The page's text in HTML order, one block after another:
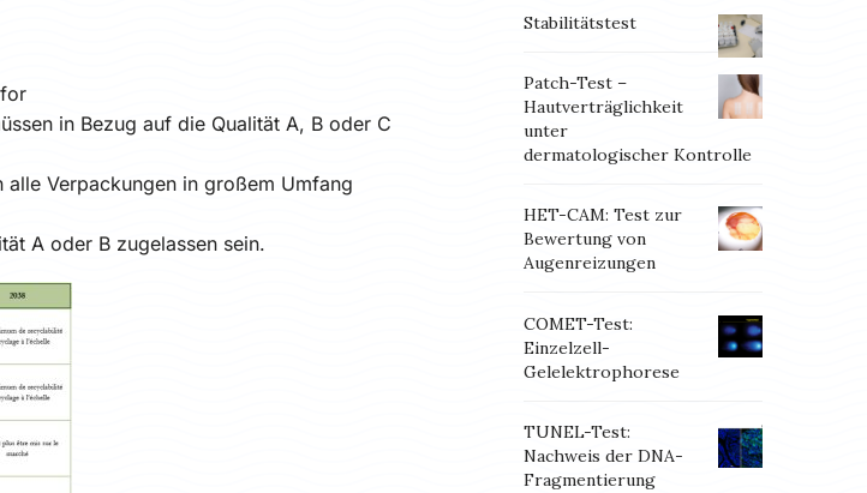
in Bezug auf die Qualität A, B oder C
Verpackungen in großem Umfang
A oder B zugelassen sein.
Stabilitätstest
Patch-Test –
Hautverträglichkeit
unter
dermatologischer Kontrolle
HET-CAM: Test zur
Bewertung von
Augenreizungen
COMET-Test:
Einzelzell-
Gelelektrophorese
TUNEL-Test:
Nachweis der DNA-
Fragmentierung